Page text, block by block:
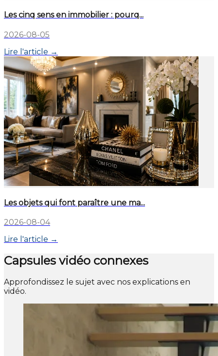
Les cinq sens en immobilier : pourq...
2026-08-05
Lire l'article →
Les objets qui font paraître une ma...
2026-08-04
Lire l'article →
Capsules vidéo connexes
Approfondissez le sujet avec nos explications en
vidéo.